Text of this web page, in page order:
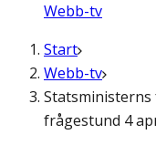
Webb-tv
Start
Webb-tv
frågestund 4